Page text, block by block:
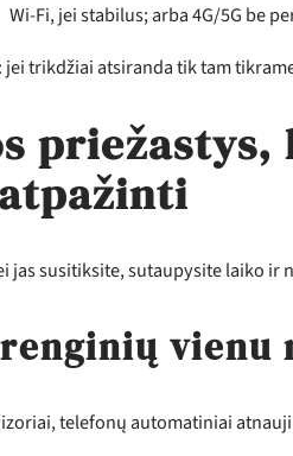
Wi‑Fi, jei stabilus; arba 4G/5G be
trikdžiai atsiranda tik tam
jas susitiksite, sutaupysite laiko
vienu
telefonų automatiniai